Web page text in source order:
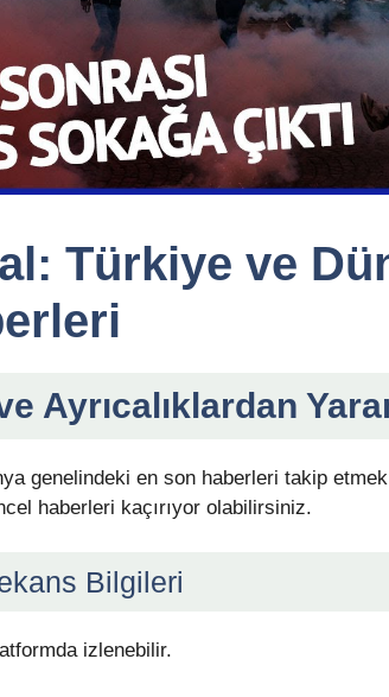
Türkiye ve
Ayrıcalıklardan
genelindeki en son haberleri takip
haberleri kaçırıyor olabilirsiniz.
Bilgileri
izlenebilir.